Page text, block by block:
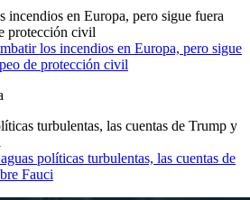
incendios en Europa, pero sigue fuera
protección civil
los incendios en Europa, pero sigue
de protección civil
turbulentas, las cuentas de Trump y
políticas turbulentas, las cuentas de
Fauci